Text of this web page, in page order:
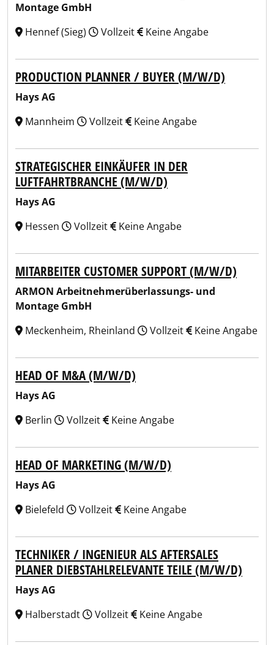
Montage GmbH
Hennef (Sieg)
Vollzeit Keine Angabe
PRODUCTION PLANNER / BUYER (M/W/D)
Hays AG
Mannheim
Vollzeit Keine Angabe
STRATEGISCHER EINKÄUFER IN DER
LUFTFAHRTBRANCHE (M/W/D)
Hays AG
Hessen
Vollzeit Keine Angabe
MITARBEITER CUSTOMER SUPPORT (M/W/D)
ARMON Arbeitnehmerüberlassungs- und
Montage GmbH
Meckenheim, Rheinland
Vollzeit Keine Angabe
HEAD OF M&A (M/W/D)
Hays AG
Berlin
Vollzeit Keine Angabe
HEAD OF MARKETING (M/W/D)
Hays AG
Bielefeld
Vollzeit Keine Angabe
TECHNIKER / INGENIEUR ALS AFTERSALES
PLANER DIEBSTAHLRELEVANTE TEILE (M/W/D)
Hays AG
Halberstadt
Vollzeit Keine Angabe